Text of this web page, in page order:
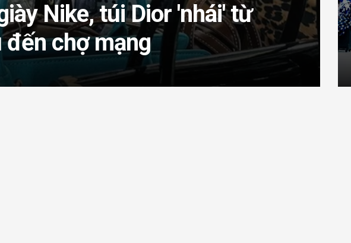
Nike, túi Dior 'nhái' từ
đến chợ mạng